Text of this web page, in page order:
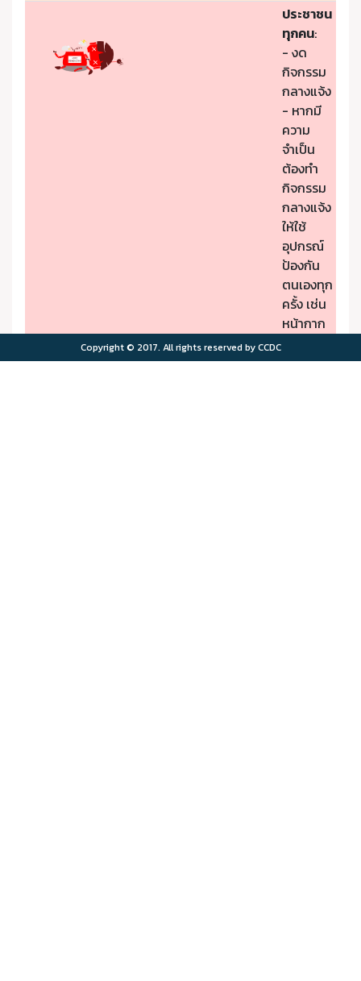
ประชาชน
ทุกคน:
- งด
กิจกรรม
กลางแจ้ง
- หากมี
ความ
จำเป็น
ต้องทำ
กิจกรรม
กลางแจ้ง
ให้ใช้
อุปกรณ์
ป้องกัน
ตนเองทุก
ครั้ง เช่น
หน้ากาก
PM2.5
Copyright © 2017. All rights reserved by CCDC